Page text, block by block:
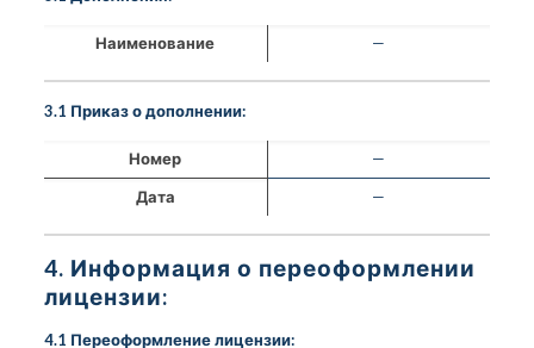
Наименование —
3.1 Приказ о дополнении:
Номер
—
Дата
—
4. Информация о переоформлении
лицензии:
4.1 Переоформление лицензии: